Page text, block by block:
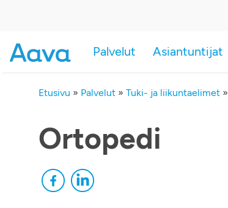
Palvelut Asiantuntijat
Etusivu » Palvelut » Tuki- ja liikuntaelimet »
Ortopedi